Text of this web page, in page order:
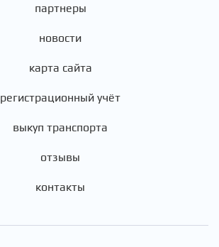
партнеры
новости
карта сайта
регистрационный учёт
выкуп транспорта
отзывы
контакты